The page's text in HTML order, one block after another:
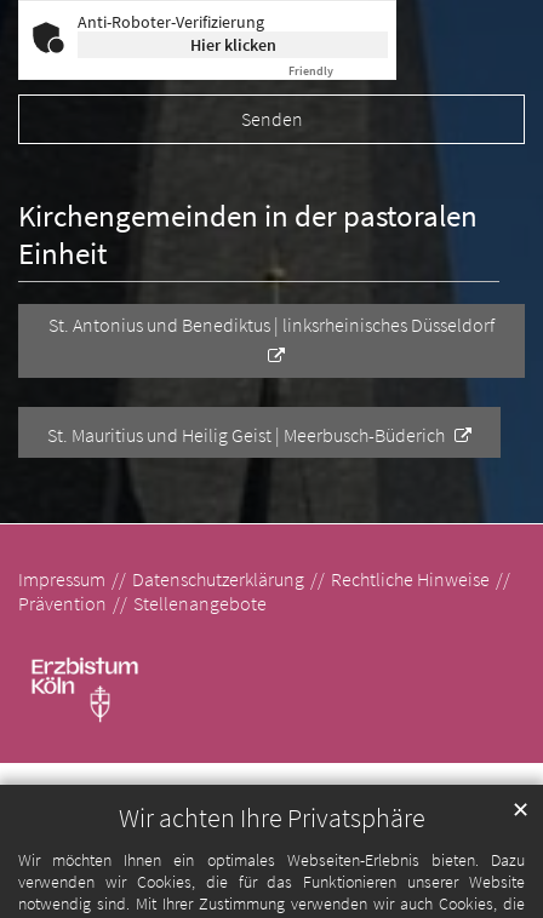
Wir achten Ihre Privatsphäre
Wir möchten Ihnen ein optimales Webseiten-Erlebnis bieten. Dazu
verwenden wir Cookies, die für das Funktionieren unserer Website
notwendig sind. Mit Ihrer Zustimmung verwenden wir auch Cookies, die
✕
Anti-Roboter-Verifizierung
Hier klicken
Friendly
Kirchengemeinden in der pastoralen
Einheit
St. Antonius und Benediktus | linksrheinisches Düsseldorf
St. Mauritius und Heilig Geist | Meerbusch-Büderich
Impressum Datenschutzerklärung
Rechtliche Hinweise
Prävention
Stellenangebote